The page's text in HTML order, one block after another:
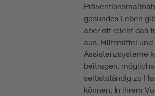
gesundes Leben
aber oft reicht das
aus. Hilfsmittel und
Assistenzsysteme
beitragen,
selbstständig zu
können. In ihrem